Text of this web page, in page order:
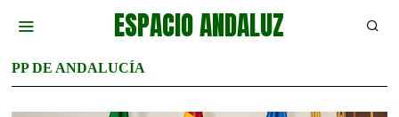
ESPACIO ANDALUZ
PP DE ANDALUCÍA